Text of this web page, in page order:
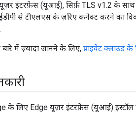
इंटरफ़ेस (यूआई), सिर्फ़ TLS v1.2 के
से टीएलएस के ज़रिए कनेक्ट करने का
में ज़्यादा जानने के लिए, प्राइवेट क्लाउड
के लिए Edge यूज़र इंटरफ़ेस (यूआई) इंस्टॉल